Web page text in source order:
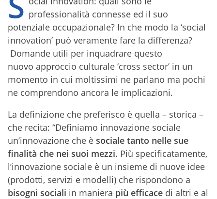
professionalità connesse ed il suo
potenziale occupazionale? In che modo la ‘social
innovation’ può veramente fare la differenza?
Domande utili per inquadrare questo
nuovo approccio culturale ‘cross sector’ in un
momento in cui moltissimi ne parlano ma pochi
ne comprendono ancora le implicazioni.
La definizione che preferisco è quella – storica –
che recita: “Definiamo innovazione sociale
un’innovazione che è sociale tanto nelle sue
finalità che nei suoi mezzi. Più specificatamente,
l’innovazione sociale è un insieme di nuove idee
(prodotti, servizi e modelli) che rispondono a
bisogni sociali in maniera più efficace di altri e al